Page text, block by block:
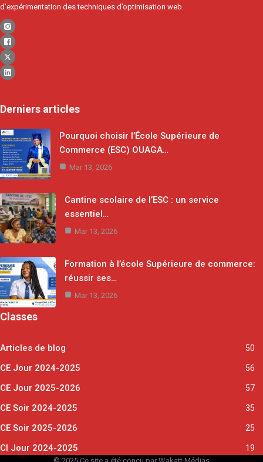
d’expérimentation des techniques d’optimisation web.
Derniers articles
Pourquoi choisir l’École Supérieure de
Commerce (ESC) OUAGA…
Mar 13, 2026
Cantine scolaire de l’ESC : un service
essentiel…
Mar 13, 2026
Formation à l’école Supérieure de commerce:
réussir ses…
Mar 13, 2026
Classes
Articles de blog 50
CE Jour 2024-2025 56
CE Jour 2025-2026 57
CE Soir 2024-2025 35
CE Soir 2025-2026 25
CI Jour 2024-2025 19